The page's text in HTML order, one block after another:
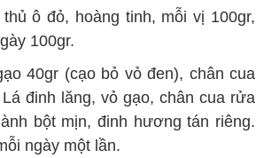
ô đỏ, hoàng tinh, mỗi vị 100gr,
100gr.
40gr (cạo bỏ vỏ đen), chân cua
đinh lăng, vỏ gạo, chân cua rửa
bột mịn, đinh hương tán riêng.
ngày một lần.